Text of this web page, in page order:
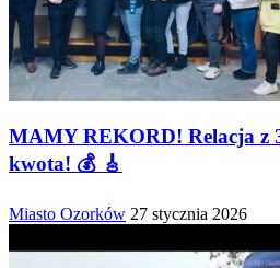
MAMY REKORD! Relacja z
kwota! 💰 🎸
Miasto Ozorków 27 stycznia 2026